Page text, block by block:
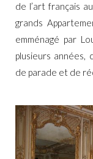
de l’art français
grands
emménagé par
plusieurs
de parade et de